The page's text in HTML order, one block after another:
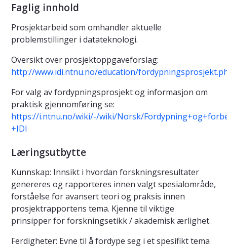
Faglig innhold
Prosjektarbeid som omhandler aktuelle
problemstillinger i datateknologi.
Oversikt over prosjektoppgaveforslag:
http://www.idi.ntnu.no/education/
For valg av fordypningsprosjekt og informasjon om
praktisk gjennomføring se:
https://i.ntnu.no/wiki/-/wiki/Norsk/
+IDI
Læringsutbytte
Kunnskap: Innsikt i hvordan forskningsresultater
genereres og rapporteres innen valgt spesialområde,
forståelse for avansert teori og praksis innen
prosjektrapportens tema. Kjenne til viktige
prinsipper for forskningsetikk / akademisk ærlighet.
Ferdigheter: Evne til å fordype seg i et spesifikt tema